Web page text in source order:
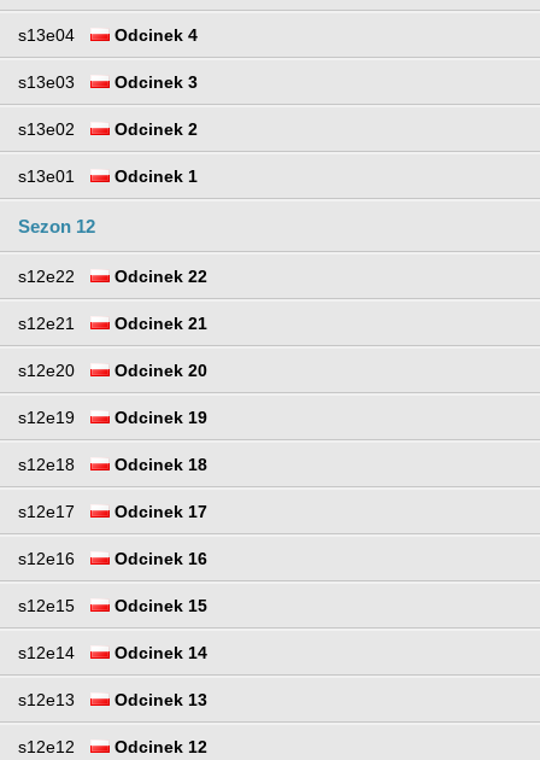
s13e04 Odcinek 4
s13e03 Odcinek 3
s13e02 Odcinek 2
s13e01 Odcinek 1
Sezon 12
s12e22 Odcinek 22
s12e21 Odcinek 21
s12e20 Odcinek 20
s12e19 Odcinek 19
s12e18 Odcinek 18
s12e17 Odcinek 17
s12e16 Odcinek 16
s12e15 Odcinek 15
s12e14 Odcinek 14
s12e13 Odcinek 13
s12e12 Odcinek 12